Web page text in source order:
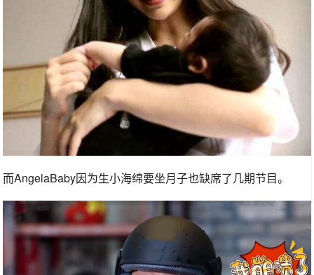
而AngelaBaby因为生小海绵要坐月子也缺席了几期节目。